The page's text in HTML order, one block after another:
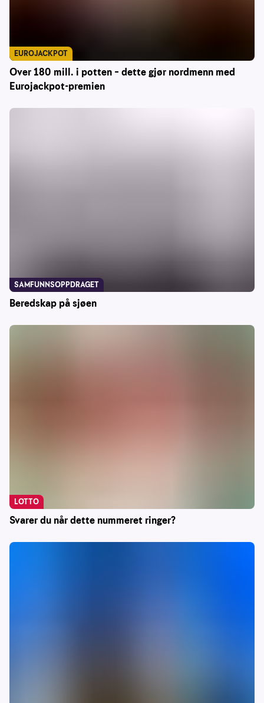
Over 180 mill. i potten – dette gjør nordmenn med
Eurojackpot-premien
EUROJACKPOT
Beredskap på sjøen
SAMFUNNSOPPDRAGET
Svarer du når dette nummeret ringer?
LOTTO